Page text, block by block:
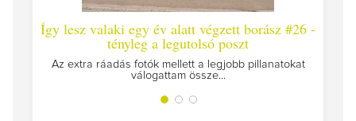
Így lesz valaki egy év alatt végzett borász #26 -
tényleg a legutolsó poszt
Az extra ráadás fotók mellett a legjobb pillanatokat
válogattam össze...